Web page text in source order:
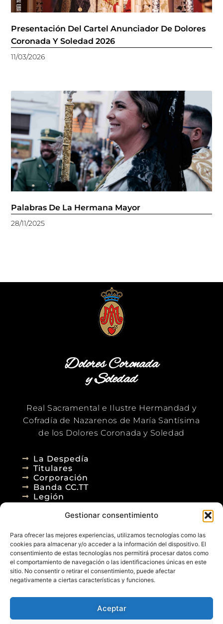
Gestionar consentimiento
Para ofrecer las mejores experiencias, utilizamos tecnologías como las
cookies para almacenar y/o acceder a la información del dispositivo. El
consentimiento de estas tecnologías nos permitirá procesar datos como
el comportamiento de navegación o las identificaciones únicas en este
sitio. No consentir o retirar el consentimiento, puede afectar
negativamente a ciertas características y funciones.
Aceptar
Presentación Del Cartel Anunciador De Dolores
Coronada Y Soledad 2026
11/03/2026
Palabras De La Hermana Mayor
28/11/2025
Dolores Coronada
y Soledad
Real Sacramental e Ilustre Hermandad y
Cofradía de Nazarenos de María Santísima
de los Dolores Coronada y Soledad
La Despedía
Titulares
Corporación
Banda CC.TT
Legión
Agenda
Blog
Contacto